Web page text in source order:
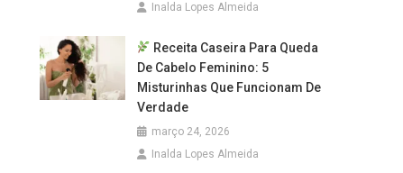
Inalda Lopes Almeida
Receita Caseira Para Queda
De Cabelo Feminino: 5
Misturinhas Que Funcionam De
Verdade
março 24, 2026
Inalda Lopes Almeida